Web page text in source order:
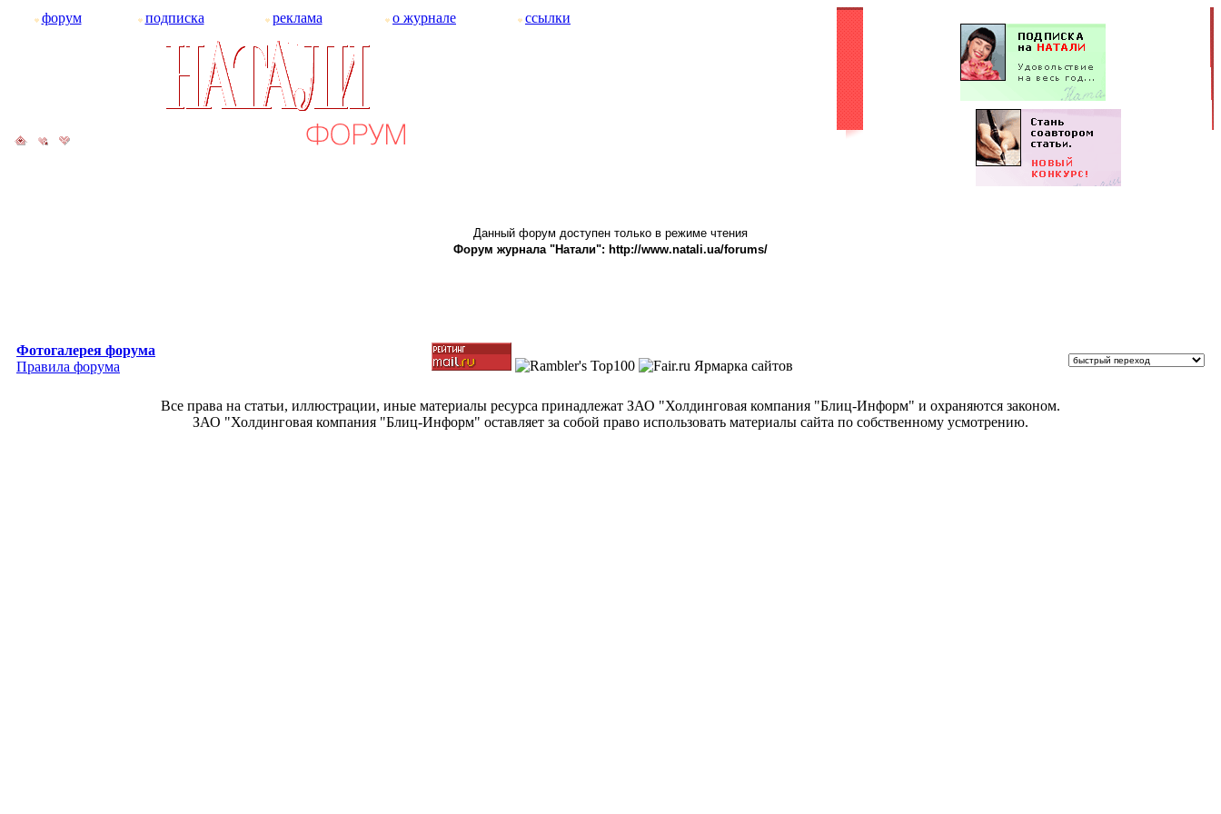
форум подписка реклама о журнале ссылки
Данный форум доступен только в режиме чтения
Форум журнала "Натали": http://www.natali.ua/forums/
Фотогалерея форума
Правила форума
Все права на статьи, иллюстрации, иные материалы ресурса принадлежат ЗАО "Холдинговая компания "Блиц-Информ" и охраняются законом.
ЗАО "Холдинговая компания "Блиц-Информ" оставляет за собой право использовать материалы сайта по собственному усмотрению.